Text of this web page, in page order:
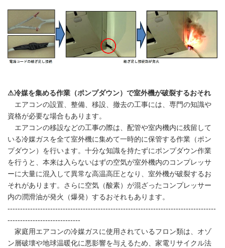
⚠冷媒を集める作業（ポンプダウン）で室外機が破裂するおそれ
エアコンの設置、整備、移設、撤去の工事には、専門の知識や
資格が必要な場合もあります。
エアコンの移設などの工事の際は、配管や室内機内に残留して
いる冷媒ガスを全て室外機に集めて一時的に保管する作業（ポン
プダウン）を行います。十分な知識を持たずにポンプダウン作業
を行うと、本来は入らないはずの空気が室外機内のコンプレッサ
ーに大量に混入して異常な高温高圧となり、室外機が破裂するお
それがあります。さらに空気（酸素）が混ざったコンプレッサー
内の潤滑油が発火（爆発）するおそれもあります。
-----------------------------------------------------------------------------------
-----------------------------
家庭用エアコンの冷媒ガスに使用されているフロン類は、オゾ
ン層破壊や地球温暖化に悪影響を与えるため、家電リサイクル法